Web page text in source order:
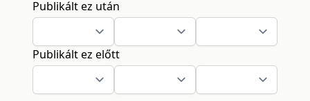
Publikált ez után
Publikált ez előtt